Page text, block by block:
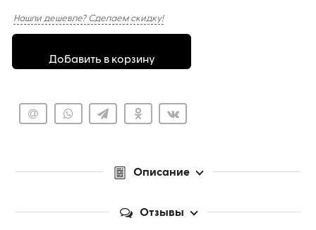
Нашли дешевле? Сделаем скидку!
Добавить в корзину
Описание
Отзывы